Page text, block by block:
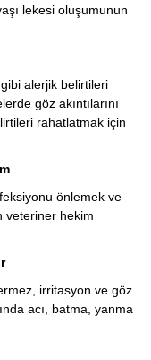
lekesi oluşumunun
gibi alerjik belirtileri
göz akıntılarını
rahatlatmak için
önlemek ve
veteriner hekim
irritasyon ve göz
acı, batma, yanma